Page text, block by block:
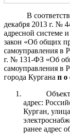
В
декабря 2013 г. №
адресной системе
закон «Об общих
самоуправления в
г. № 131-ФЗ «Об
самоуправления в
города Кургана п о
адрес:
Курган,
ранее адрес